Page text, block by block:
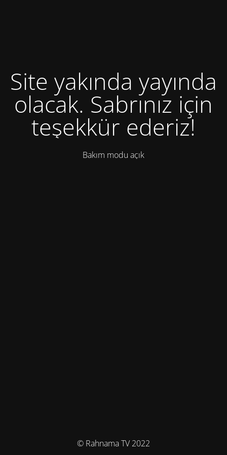
Site yakında yayında
olacak. Sabrınız için
teşekkür ederiz!
Bakım modu açık
© Rahnama TV 2022